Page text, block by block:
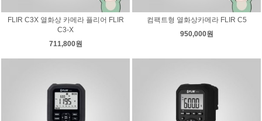
FLIR C3X 열화상 카메라 플리어 FLIR
C3-X
711,800원
컴팩트형 열화상카메라 FLIR C5
950,000원